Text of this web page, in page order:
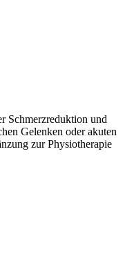
Schmerz­reduktion und
Gelen­ken oder akuten
zur Physio­therapie